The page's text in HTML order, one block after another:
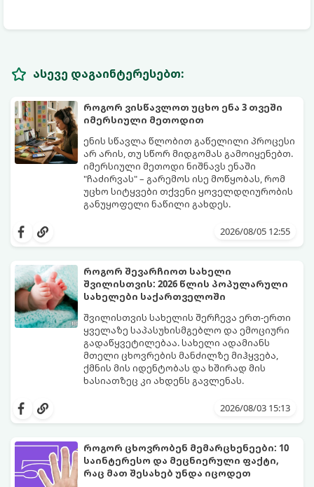
ასევე დაგაინტერესებთ:
როგორ ვისწავლოთ უცხო ენა 3 თვეში
იმერსიული მეთოდით
ენის სწავლა წლობით გაწელილი პროცესი
არ არის, თუ სწორ მიდგომას გამოიყენებთ.
იმერსიული მეთოდი ნიშნავს ენაში
"ჩაძირვას" – გარემოს ისე მოწყობას, რომ
უცხო სიტყვები თქვენი ყოველდღიურობის
განუყოფელი ნაწილი გახდეს.
3 თვეში მნიშვნელოვან პროგრესს
2026/08/05 12:55
როგორ შევარჩიოთ სახელი
შვილისთვის: 2026 წლის პოპულარული
სახელები საქართველოში
შვილისთვის სახელის შერჩევა ერთ-ერთი
ყველაზე საპასუხისმგებლო და ემოციური
გადაწყვეტილებაა. სახელი ადამიანს
მთელი ცხოვრების მანძილზე მიჰყვება,
ქმნის მის იდენტობას და ხშირად მის
ხასიათზეც კი ახდენს გავლენას.
საგრძნობლად შეიცვალა: ტრადიციულ და
ჟღერად და თანამედროვე სახელებს.
2026/08/03 15:13
როგორ ცხოვრობენ მემარცხენეები: 10
საინტერესო და მეცნიერული ფაქტი,
რაც მათ შესახებ უნდა იცოდეთ